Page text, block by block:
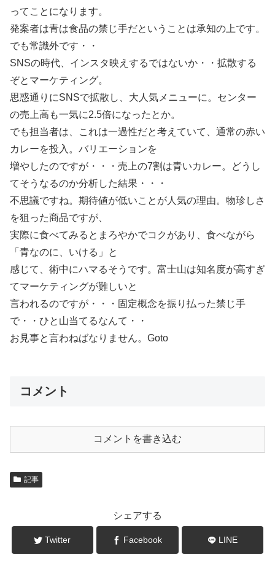
ってことになります。
発案者は青は食品の禁じ手だということは承知の上です。
でも常識外です・・
SNSの時代、インスタ映えするではないか・・拡散する
ぞとマーケティング。
思惑通りにSNSで拡散し、大人気メニューに。センター
の売上高も一気に2.5倍になったとか。
でも担当者は、これは一過性だと考えていて、通常の赤い
カレーを投入。バリエーションを
増やしたのですが・・・売上の7割は青いカレー。どうし
てそうなるのか分析した結果・・・
不思議ですね。期待値が低いことが人気の理由。物珍しさ
を狙った商品ですが、
実際に食べてみるとまろやかでコクがあり、食べながら
「青なのに、いける」と
感じて、術中にハマるそうです。富士山は知名度が高すぎ
てマーケティングが難しいと
言われるのですが・・・固定概念を振り払った禁じ手
で・・ひと山当てるなんて・・
お見事と言わねばなりません。Goto
コメント
コメントを書き込む
記事
シェアする
Twitter Facebook LINE